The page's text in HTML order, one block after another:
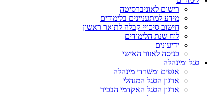
רישום לאוניברסיטה
מידע למתעניינים בלימודים
חישוב סיכויי קבלה לתואר ראשון
לוח שנת הלימודים
ידיעונים
כניסה לאזור האישי
סגל ומינהלה
אגפים ומשרדי מינהלה
ארגון הסגל המנהלי
ארגון הסגל האקדמי הבכיר